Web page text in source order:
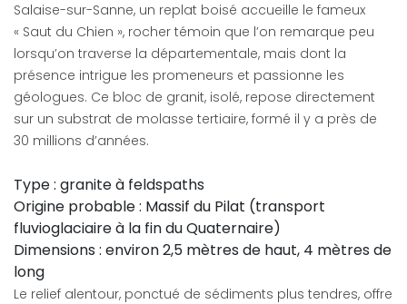
Salaise-sur-Sanne, un replat boisé accueille le fameux
« Saut du Chien », rocher témoin que l’on remarque peu
lorsqu’on traverse la départementale, mais dont la
présence intrigue les promeneurs et passionne les
géologues. Ce bloc de granit, isolé, repose directement
sur un substrat de molasse tertiaire, formé il y a près de
30 millions d’années.
Type : granite à feldspaths
Origine probable : Massif du Pilat (transport
fluvioglaciaire à la fin du Quaternaire)
Dimensions : environ 2,5 mètres de haut, 4 mètres de
long
Le relief alentour, ponctué de sédiments plus tendres, offre